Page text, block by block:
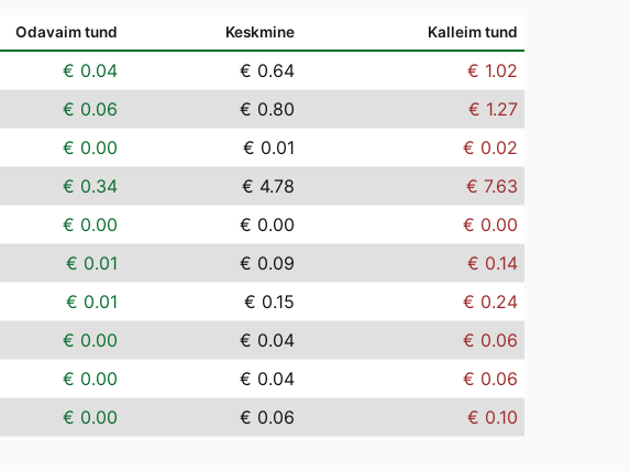
Odavaim tund Keskmine Kalleim tund
€ 0.04 € 0.64
€ 1.02
€ 0.06 € 0.80
€ 1.27
€ 0.00 € 0.01
€ 0.02
€ 0.34 € 4.78
€ 7.63
€ 0.00 € 0.00
€ 0.00
€ 0.01 € 0.09
€ 0.14
€ 0.01 € 0.15
€ 0.24
€ 0.00 € 0.04
€ 0.06
€ 0.00 € 0.04
€ 0.06
€ 0.00 € 0.06 € 0.10